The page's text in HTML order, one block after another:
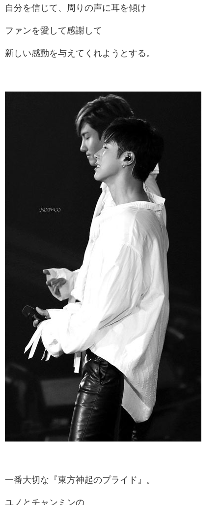
自分を信じて、周りの声に耳を傾け
ファンを愛して感謝して
新しい感動を与えてくれようとする。
一番大切な『東方神起のプライド』。
ユノとチャンミンの